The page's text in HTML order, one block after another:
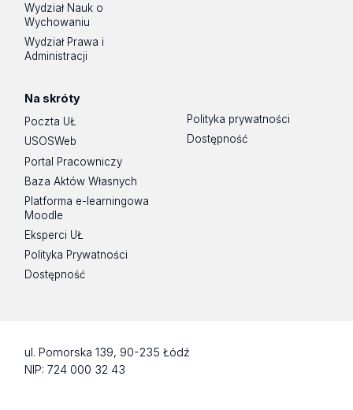
Wydział Nauk o
Wychowaniu
Wydział Prawa i
Administracji
Na skróty
Poczta UŁ
USOSWeb
Portal Pracowniczy
Baza Aktów Własnych
Platforma e-learningowa
Moodle
Eksperci UŁ
Polityka Prywatności
Dostępność
Polityka prywatności
Dostępność
ul. Pomorska 139, 90-235 Łódź
NIP: 724 000 32 43